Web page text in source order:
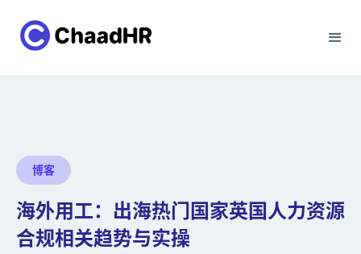
博客
海外用工：出海热门国家英国人力资源
合规相关趋势与实操